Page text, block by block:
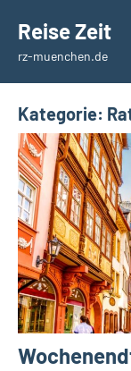
Inhalt
springen
Reise Zeit
rz-muenchen.de
Kategorie: